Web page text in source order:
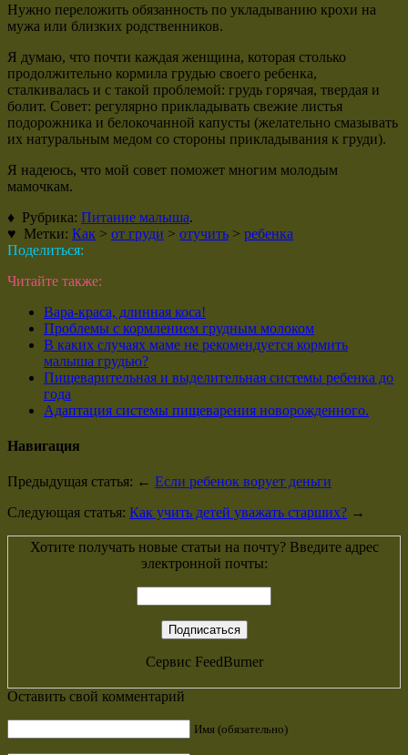
Нужно переложить обязанность по укладыванию крохи на
мужа или близких родственников.
Я думаю, что почти каждая женщина, которая столько
продолжительно кормила грудью своего ребенка,
сталкивалась и с такой проблемой: грудь горячая, твердая и
болит. Совет: регулярно прикладывать свежие листья
подорожника и белокочанной капусты (желательно смазывать
их натуральным медом со стороны прикладывания к груди).
Я надеюсь, что мой совет поможет многим молодым
мамочкам.
♦ Рубрика: Питание малыша.
♥ Метки: Как > от груди > отучить > ребенка
Поделиться:
Читайте также:
Вара-краса, длинная коса!
Проблемы с кормлением грудным молоком
В каких случаях маме не рекомендуется кормить
малыша грудью?
Пищеварительная и выделительная системы ребенка до
года
Адаптация системы пищеварения новорожденного.
Навигация
Предыдущая статья: ← Если ребенок ворует деньги
Следующая статья: Как учить детей уважать старших? →
Хотите получать новые статьи на почту? Введите адрес
электронной почты:
Сервис FeedBurner
Оставить свой комментарий
Имя (обязательно)